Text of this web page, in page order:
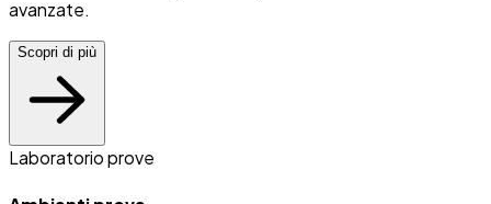
avanzate.
Scopri di più
Laboratorio prove